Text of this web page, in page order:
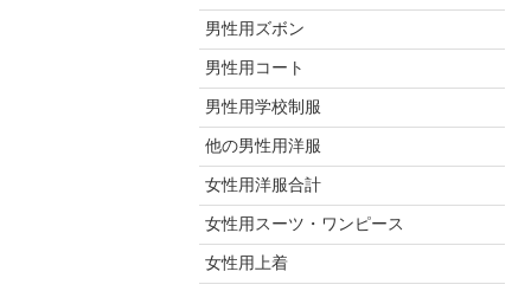
男性用ズボン
男性用コート
男性用学校制服
他の男性用洋服
女性用洋服合計
女性用スーツ・ワンピース
女性用上着